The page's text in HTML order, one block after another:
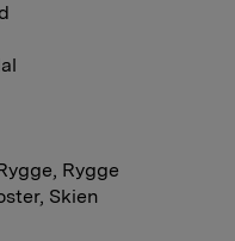
Rygge
Skien